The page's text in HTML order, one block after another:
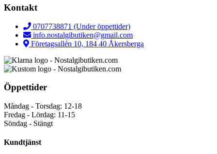
Kontakt
0707738871 (Under öppettider)
info.nostalgibutiken@gmail.com
Företagsallén 10, 184 40 Åkersberga
Öppettider
Måndag - Torsdag: 12-18
Fredag - Lördag: 11-15
Söndag - Stängt
Kundtjänst